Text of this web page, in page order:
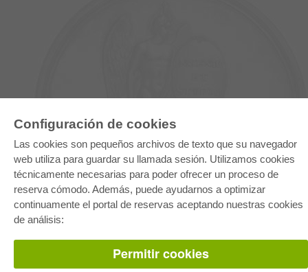
Configuración de cookies
Las cookies son pequeños archivos de texto que su navegador
web utiliza para guardar su llamada sesión. Utilizamos cookies
técnicamente necesarias para poder ofrecer un proceso de
reserva cómodo. Además, puede ayudarnos a optimizar
continuamente el portal de reservas aceptando nuestras cookies
de análisis:
Permitir cookies
Paquete entero
Paquete de especialidades
Pick & Choose
Facilitación de E-Books
Preguntas mas frequentes(FAQ)
Condiciones